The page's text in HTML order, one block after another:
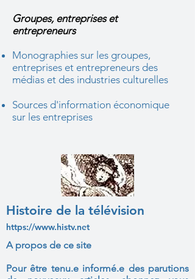
Groupes, entreprises et
entrepreneurs
Monographies sur les groupes,
entreprises et entrepreneurs des
médias et des industries culturelles
Sources d'information économique
sur les entreprises
Histoire de la télévision
https://www.histv.net
A propos de ce site
Pour être tenu.e informé.e des parutions